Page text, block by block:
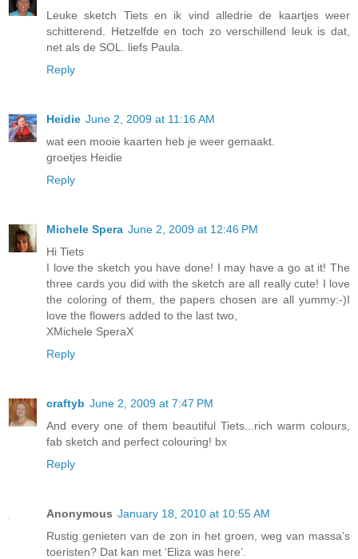
Leuke sketch Tiets en ik vind alledrie de kaartjes weer
schitterend. Hetzelfde en toch zo verschillend leuk is dat,
net als de SOL. liefs Paula.
Reply
Heidie June 2, 2009 at 11:16 AM
wat een mooie kaarten heb je weer gemaakt.
groetjes Heidie
Reply
Michele Spera June 2, 2009 at 12:46 PM
Hi Tiets
I love the sketch you have done! I may have a go at it! The
three cards you did with the sketch are all really cute! I love
the coloring of them, the papers chosen are all yummy:-)I
love the flowers added to the last two,
XMichele SperaX
Reply
craftyb June 2, 2009 at 7:47 PM
And every one of them beautiful Tiets...rich warm colours,
fab sketch and perfect colouring! bx
Reply
Anonymous January 18, 2010 at 10:55 AM
Rustig genieten van de zon in het groen, weg van massa’s
toeristen? Dat kan met ‘Eliza was here’.